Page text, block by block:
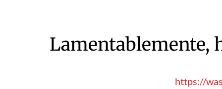
Lamentablemente,
https://